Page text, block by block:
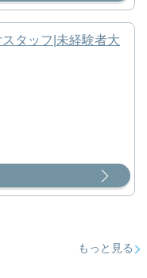
タッフ|未経験者大
もっと見る